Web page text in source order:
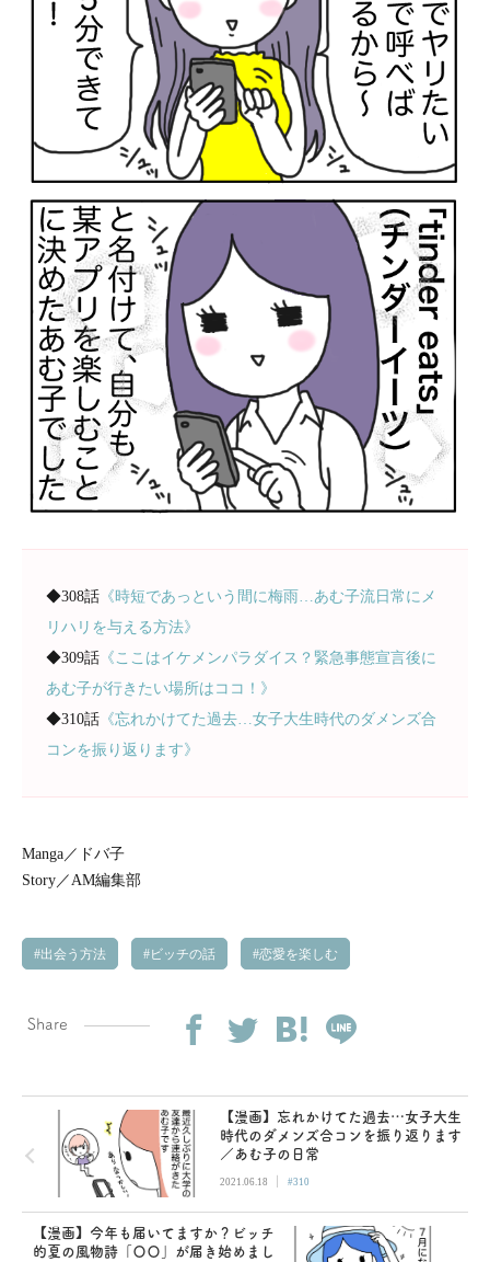
◆308話《時短であっという間に梅雨…あむ子流日常にメ
リハリを与える方法》
◆309話《ここはイケメンパラダイス？緊急事態宣言後に
あむ子が行きたい場所はココ！》
◆310話《忘れかけてた過去…女子大生時代のダメンズ合
コンを振り返ります》
Manga／ドバ子
Story／AM編集部
出会う方法 ビッチの話 恋愛を楽しむ
Share
【漫画】忘れかけてた過去…女子大生
時代のダメンズ合コンを振り返ります
／あむ子の日常
2021.06.18 | #310
【漫画】今年も届いてますか？ビッチ
的夏の風物詩「〇〇」が届き始めまし